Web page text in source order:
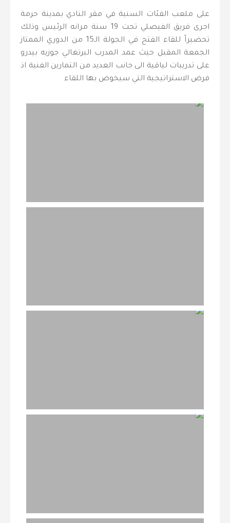
على ملعب الفئات السنية في مقر النادي بمدينة حرمة
اجرى فريق الفيصلي تحت 19 سنة مرانه الرئيس وذلك
تحضيراً للقاء الفتح في الجولة الـ15 من الدوري الممتاز
الجمعة المقبل حيث عمد المدرب البرتغالي جوزيه بيدرو
على تدريبات لياقية الى جانب العديد من التمارين الفنية اذ
فرض الاستراتيجية التي سيخوض بها اللقاء